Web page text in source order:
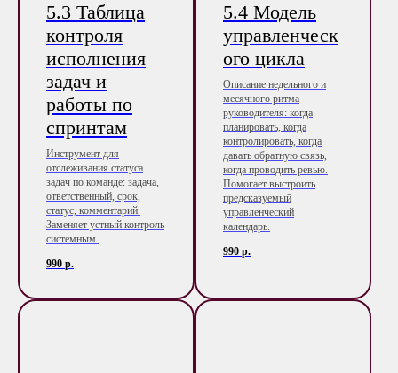
5.3 Таблица
контроля
исполнения
задач и
работы по
спринтам
Инструмент для
отслеживания статуса
задач по команде: задача,
ответственный, срок,
статус, комментарий.
Заменяет устный контроль
системным.
990 р.
5.4 Модель
управленческ
ого цикла
Описание недельного и
месячного ритма
руководителя: когда
планировать, когда
контролировать, когда
давать обратную связь,
когда проводить ревью.
Помогает выстроить
предсказуемый
управленческий
календарь.
990 р.